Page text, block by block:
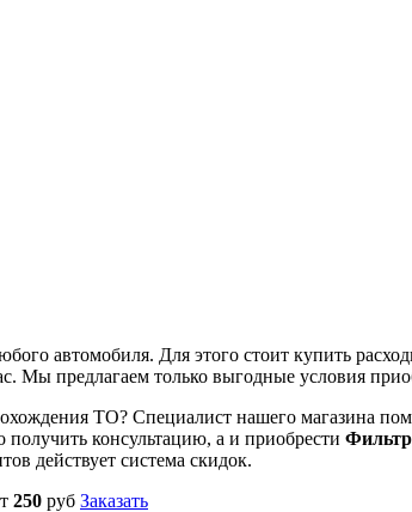
автомобиля. Для этого стоит купить
Мы предлагаем только выгодные условия
ТО? Специалист нашего магазина
получить консультацию, а и приобрести Фильтр
действует система скидок.
250 руб Заказать